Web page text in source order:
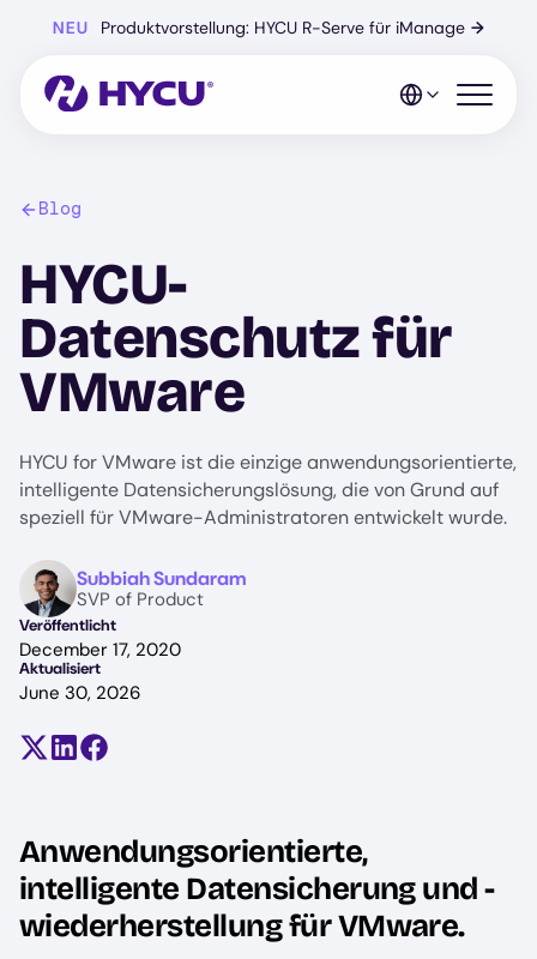
Hauptinhalt
NEU Produktvorstellung: HYCU R-Serve für iManage →
Mobiles
Blog
HYCU-
Datenschutz für
VMware
HYCU for VMware ist die einzige anwendungsorientierte,
intelligente Datensicherungslösung, die von Grund auf
speziell für VMware-Administratoren entwickelt wurde.
ImageSubbiah Sundaram
SVP of Product
Veröffentlicht
December 17, 2020
Aktualisiert
June 30, 2026
Teilen auf X (früher Twitter)
Auf LinkedIn teilen
Auf Facebook teilen
Anwendungsorientierte,
intelligente Datensicherung und -
wiederherstellung für VMware.